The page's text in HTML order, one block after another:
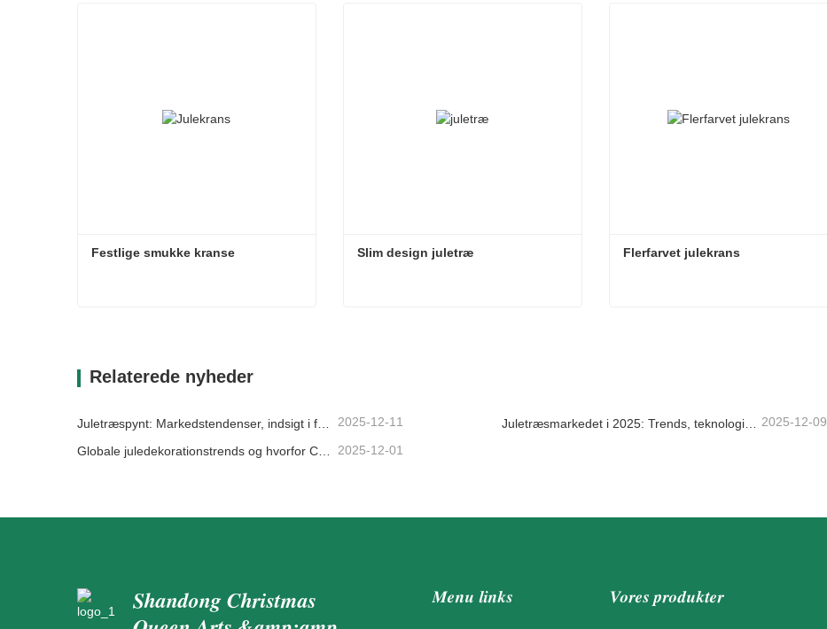
Festlige smukke kranse Slim design juletræ Flerfarvet julekrans
Relaterede nyheder
2025-12-11 Juletræsmarkedet i 2025: Trends, teknologier og indkøbsguide til B2B-købere 2025-12-09
2025-12-01
Shandong Christmas
Menu links Vores produkter